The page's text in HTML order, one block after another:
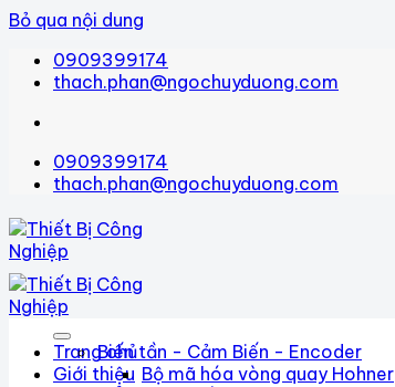
Bỏ qua nội dung
0909399174
thach.phan@ngochuyduong.com
0909399174
thach.phan@ngochuyduong.com
Trang chủ
Giới thiệu
Biến tần - Cảm Biến - Encoder
Bộ mã hóa vòng quay Hohner